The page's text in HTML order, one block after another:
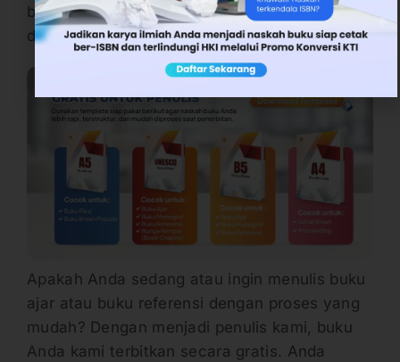
berkepentingan, tetapi hasilnya pun juga bisa
dinikmati oleh publik melalui buku.
Apakah Anda sedang atau ingin menulis buku
ajar atau buku referensi dengan proses yang
mudah? Dengan menjadi penulis kami, buku
Anda kami terbitkan secara gratis. Anda